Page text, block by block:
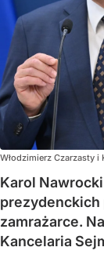
Włodzimierz Czarzasty i
Karol Nawrocki
prezydenckich
zamrażarce.
Kancelaria